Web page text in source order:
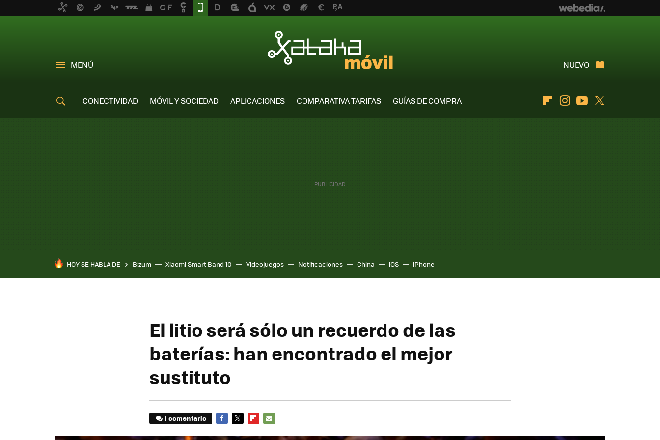
MENÚ NUEVO
CONECTIVIDAD MÓVIL Y SOCIEDAD APLICACIONES COMPARATIVA TARIFAS
GUÍAS DE COMPRA
FlipboardInstagramYoutube
HOY SE HABLA DE Bizum Xiaomi Smart Band 10 Videojuegos Notificaciones China iOS iPhone
El litio será sólo un recuerdo de las
baterías: han encontrado el mejor
sustituto
1 comentario